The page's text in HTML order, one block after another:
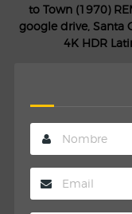
to Town (1970)
google drive, Santa
4K HDR